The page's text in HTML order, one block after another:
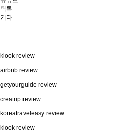
틱톡
기타
klook review
airbnb review
getyourguide review
creatrip review
koreatraveleasy review
klook review